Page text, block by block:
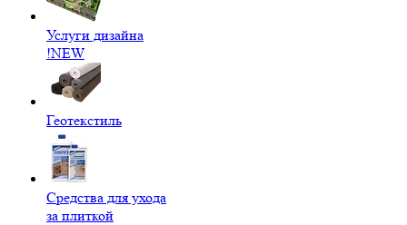
Услуги дизайна
!NEW
Геотекстиль
Средства для ухода
за плиткой